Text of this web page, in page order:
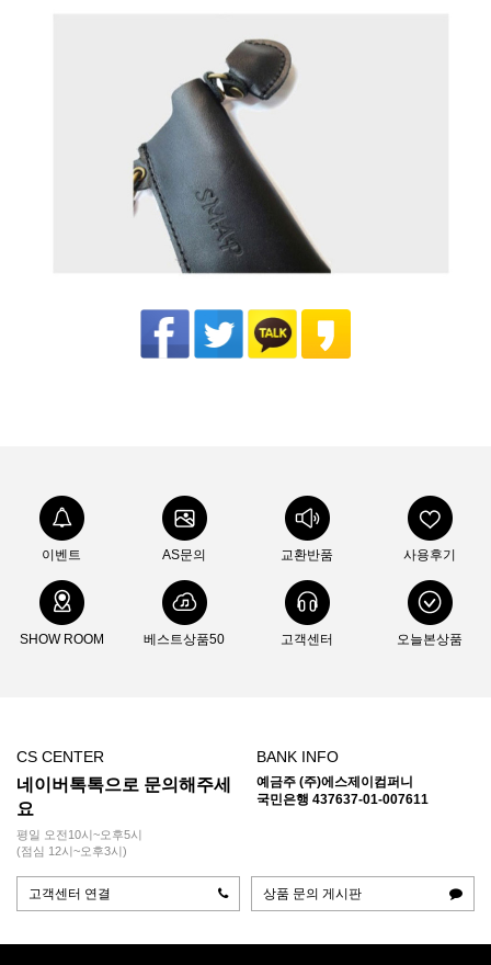
이벤트 AS문의 교환반품 사용후기
SHOW ROOM 베스트상품50 고객센터 오늘본상품
CS CENTER
네이버톡톡으로 문의해주세
요
평일 오전10시~오후5시
(점심 12시~오후3시)
BANK INFO
예금주 (주)에스제이컴퍼니
국민은행 437637-01-007611
고객센터 연결 상품 문의 게시판